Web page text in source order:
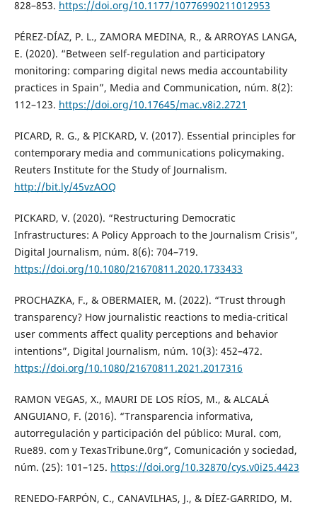
828–853. https://doi.org/10.1177/10776990211012953
PÉREZ-DÍAZ, P. L., ZAMORA MEDINA, R., & ARROYAS LANGA,
E. (2020). “Between self-regulation and participatory
monitoring: comparing digital news media accountability
practices in Spain”, Media and Communication, núm. 8(2):
112–123. https://doi.org/10.17645/mac.v8i2.2721
PICARD, R. G., & PICKARD, V. (2017). Essential principles for
contemporary media and communications policymaking.
Reuters Institute for the Study of Journalism.
http://bit.ly/45vzAOQ
PICKARD, V. (2020). “Restructuring Democratic
Infrastructures: A Policy Approach to the Journalism Crisis”,
Digital Journalism, núm. 8(6): 704–719.
https://doi.org/10.1080/21670811.2020.1733433
PROCHAZKA, F., & OBERMAIER, M. (2022). “Trust through
transparency? How journalistic reactions to media-critical
user comments affect quality perceptions and behavior
intentions”, Digital Journalism, núm. 10(3): 452–472.
https://doi.org/10.1080/21670811.2021.2017316
RAMON VEGAS, X., MAURI DE LOS RÍOS, M., & ALCALÁ
ANGUIANO, F. (2016). “Transparencia informativa,
autorregulación y participación del público: Mural. com,
Rue89. com y TexasTribune.0rg”, Comunicación y sociedad,
núm. (25): 101–125. https://doi.org/10.32870/cys.v0i25.4423
RENEDO-FARPÓN, C., CANAVILHAS, J., & DÍEZ-GARRIDO, M.